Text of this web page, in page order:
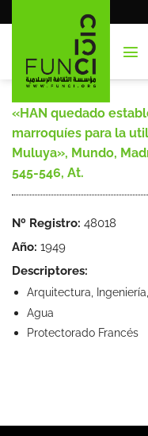
al
«HAN quedado
marroquíes para la
Muluya», Mundo,
545-546, At.
Nº Registro: 48018
Año: 1949
Descriptores:
Arquitectura,
Agua
Protectorado Francés